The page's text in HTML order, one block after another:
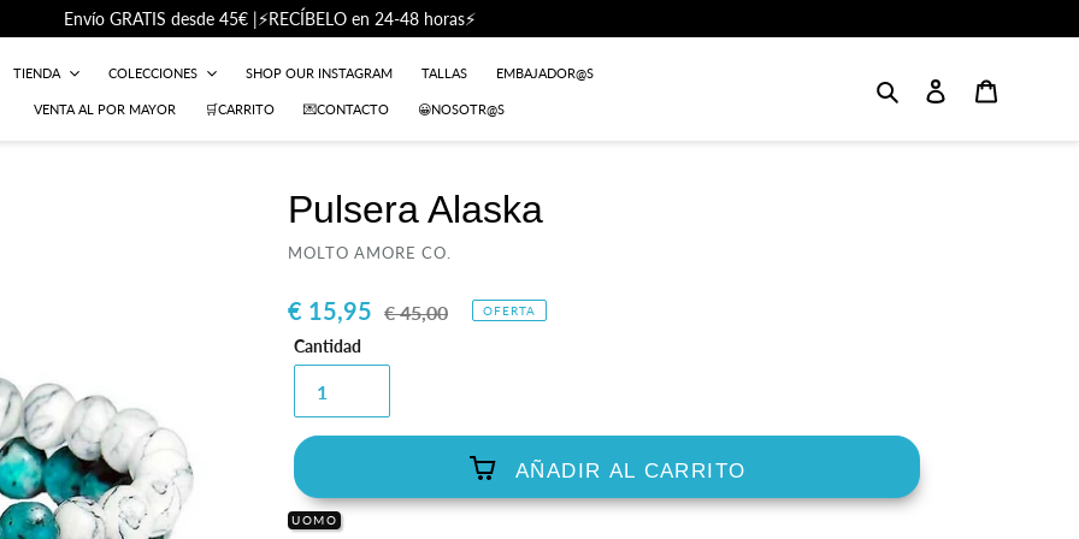
Envío GRATIS desde 45€ |⚡RECÍBELO en 24-48 horas⚡
TIENDA COLECCIONES SHOP OUR INSTAGRAM TALLAS EMBAJADOR@S
VENTA AL POR MAYOR 🛒CARRITO 💌CONTACTO 😀NOSOTR@S
Buscar Login
Pulsera Alaska
PROVEEDOR
MOLTO AMORE CO.
Precio
de
venta
€ 15,95 Precio
€ 45,00 OFERTA
Cantidad
AÑADIR AL CARRITO
UOMO